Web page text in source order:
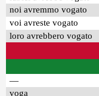
noi avremmo vogato
voi avreste vogato
loro avrebbero vogato
—
voga